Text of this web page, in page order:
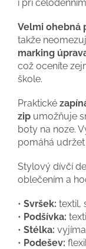
i při
Velmi ohebná
takže
marking
což oceníte
škole.
Praktické
zip umožňuje
boty na noze.
pomáhá
Stylový dívčí
oblečením a
• Svršek: textil,
• Podšívka:
• Stélka:
• Podešev: